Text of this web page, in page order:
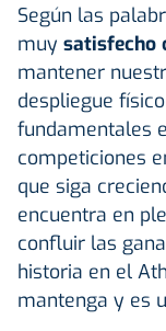
Según las
muy satisfecho
mantener
despliegue
fundamentales
competiciones
que siga
encuentra en
confluir las
historia en el
mantenga y es